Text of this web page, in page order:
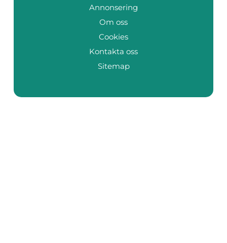
Annonsering
Om oss
Cookies
Kontakta oss
Sitemap